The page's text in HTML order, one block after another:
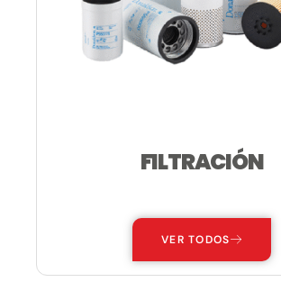
FILTRACIÓN
VER TODOS